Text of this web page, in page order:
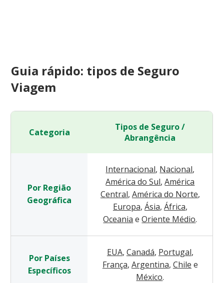
Guia rápido: tipos de Seguro
Viagem
Categoria
Tipos de Seguro /
Abrangência
Por Região
Geográfica
Internacional, Nacional,
América do Sul, América
Central, América do Norte,
Europa, Ásia, África,
Oceania e Oriente Médio.
Por Países
Específicos
EUA, Canadá, Portugal,
França, Argentina, Chile e
México.